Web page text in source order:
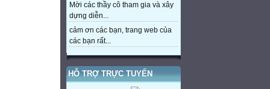
Mời các thầy cô tham gia và xây
dựng diễn...
cảm ơn các bạn, trang web của
các bạn rất...
HỖ TRỢ TRỰC TUYẾN